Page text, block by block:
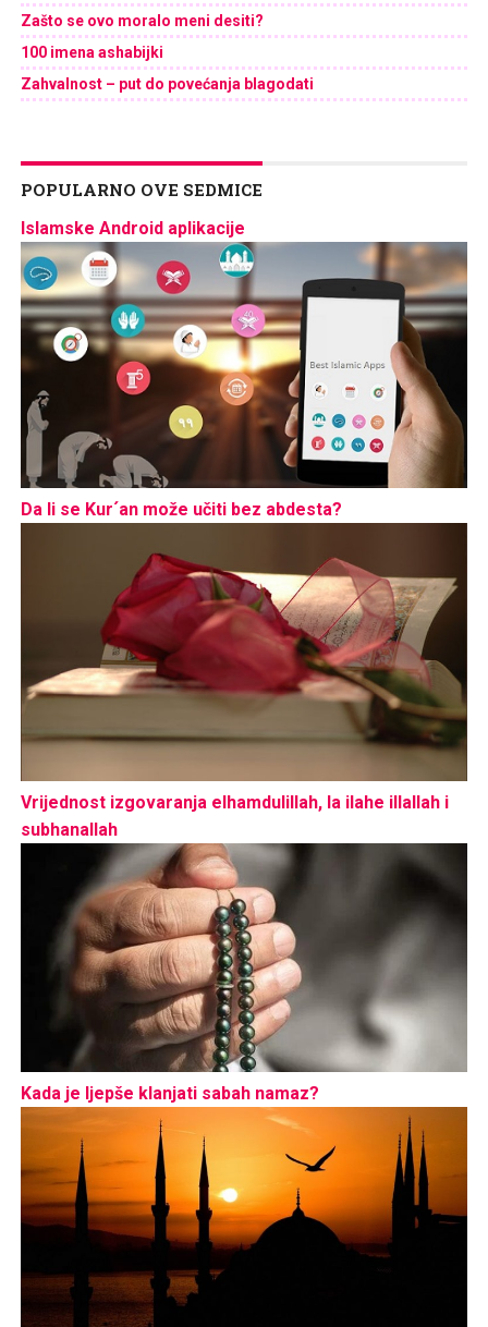
Zašto se ovo moralo meni desiti?
100 imena ashabijki
Zahvalnost – put do povećanja blagodati
POPULARNO OVE SEDMICE
Islamske Android aplikacije
Da li se Kur´an može učiti bez abdesta?
Vrijednost izgovaranja elhamdulillah, la ilahe illallah i
subhanallah
Kada je ljepše klanjati sabah namaz?